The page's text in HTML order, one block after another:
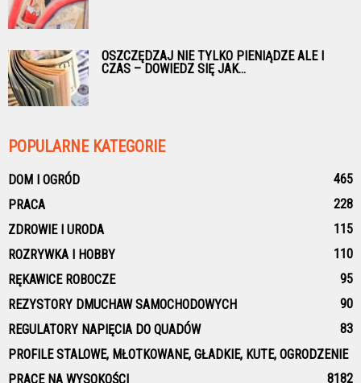
OSZCZĘDZAJ NIE TYLKO PIENIĄDZE ALE I
CZAS – DOWIEDZ SIĘ JAK...
POPULARNE KATEGORIE
DOM I OGRÓD
465
PRACA
228
ZDROWIE I URODA
115
ROZRYWKA I HOBBY
110
RĘKAWICE ROBOCZE
95
REZYSTORY DMUCHAW SAMOCHODOWYCH
90
REGULATORY NAPIĘCIA DO QUADÓW
83
PROFILE STALOWE, MŁOTKOWANE, GŁADKIE, KUTE, OGRODZENIE
82
PRACE NA WYSOKOŚCI 81